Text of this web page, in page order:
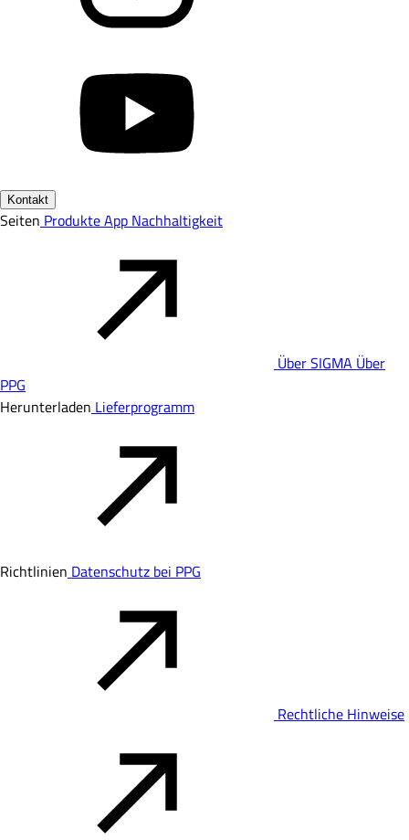
Kontakt
Seiten ProdukteApp Nachhaltigkeit
Über SIGMA Über
PPG
Herunterladen Lieferprogramm
Richtlinien Datenschutz bei PPG
Rechtliche Hinweise